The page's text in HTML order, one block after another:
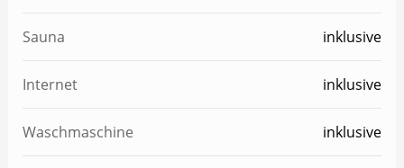
Sauna inklusive
Internet inklusive
Waschmaschine inklusive